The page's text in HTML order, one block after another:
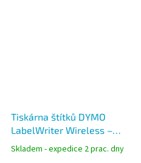
Tiskárna štítků DYMO
LabelWriter Wireless –
bezdrátová Wi-Fi tiskárna
adresních štítků, USB, 300
Skladem - expedice 2 prac. dny